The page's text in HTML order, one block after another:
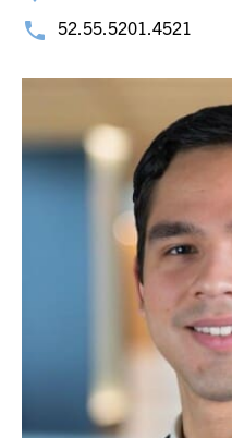
52.55.5201.4521